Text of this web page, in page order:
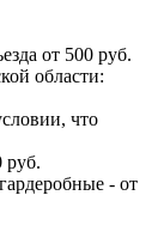
от 500 руб.
области:
что
руб.
- от